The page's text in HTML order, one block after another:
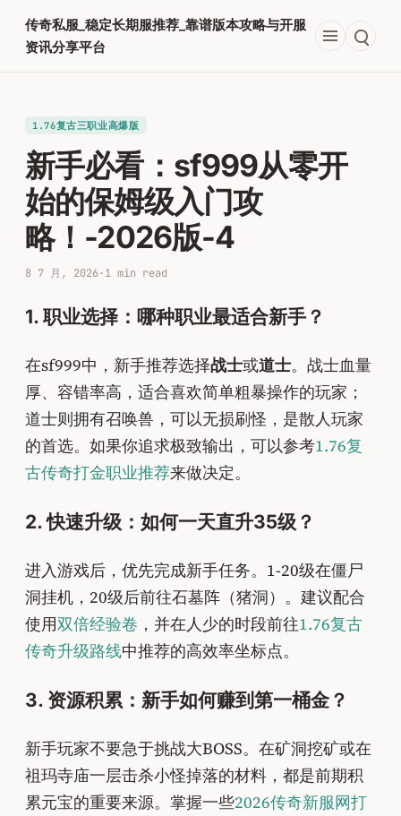
内
传奇私服_稳定长期服推荐_靠谱版本攻略与开服
资讯分享平台
1.76复古三职业高爆版
新手必看：sf999从零开
始的保姆级入门攻
略！-2026版-4
8 7 月, 2026·1 min read
1. 职业选择：哪种职业最适合新手？
在sf999中，新手推荐选择战士或道士。战士血量
厚、容错率高，适合喜欢简单粗暴操作的玩家；
道士则拥有召唤兽，可以无损刷怪，是散人玩家
的首选。如果你追求极致输出，可以参考1.76复
古传奇打金职业推荐来做决定。
2. 快速升级：如何一天直升35级？
进入游戏后，优先完成新手任务。1-20级在僵尸
洞挂机，20级后前往石墓阵（猪洞）。建议配合
使用双倍经验卷 ，并在人少的时段前往1.76复古
传奇升级路线中推荐的高效率坐标点。
3. 资源积累：新手如何赚到第一桶金？
新手玩家不要急于挑战大BOSS。在矿洞挖矿或在
祖玛寺庙一层击杀小怪掉落的材料，都是前期积
累元宝的重要来源。掌握一些2026传奇新服网打